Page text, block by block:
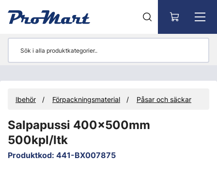
Tillbehör Förpackningsmaterial Påsar och säckar
Salpapussi 400x500mm
500kpl/ltk
Produktkod: 441-BX007875